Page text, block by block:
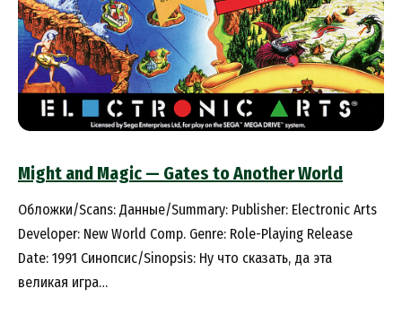
Might and Magic — Gates to Another World
Обложки/Scans: Данные/Summary: Publisher: Electronic Arts
Developer: New World Comp. Genre: Role-Playing Release
Date: 1991 Синопсис/Sinopsis: Ну что сказать, да эта
великая игра…